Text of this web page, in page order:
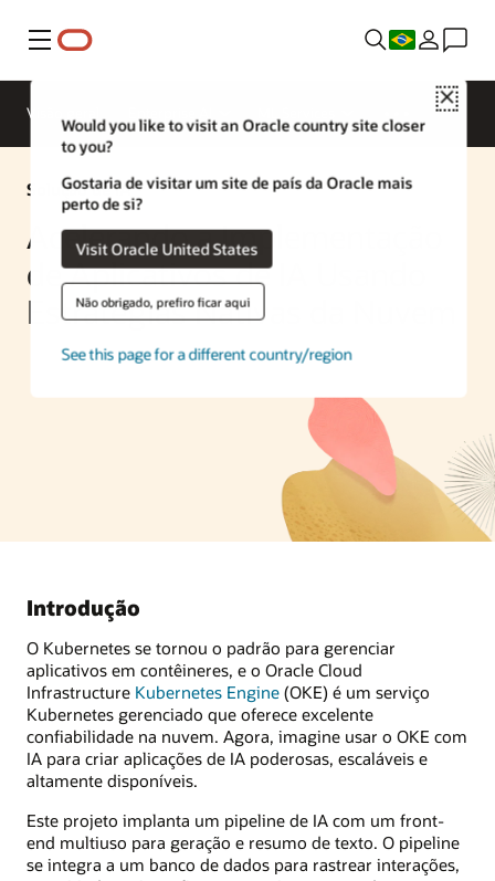
Menu
Close
Would you like to visit an Oracle country site closer
to you?
Gostaria de visitar um site de país da Oracle mais
perto de si?
Visit Oracle United States
Não obrigado, prefiro ficar aqui
See this page for a different country/region
Visão geral
Solução de IA
Acelerando a Implementação
de Aplicativos de IA Usando
Estratégias Nativas da Nuvem
Introdução
O Kubernetes se tornou o padrão para gerenciar
aplicativos em contêineres, e o Oracle Cloud
Infrastructure Kubernetes Engine (OKE) é um serviço
Kubernetes gerenciado que oferece excelente
confiabilidade na nuvem. Agora, imagine usar o OKE com
IA para criar aplicações de IA poderosas, escaláveis e
altamente disponíveis.
Este projeto implanta um pipeline de IA com um front-
end multiuso para geração e resumo de texto. O pipeline
se integra a um banco de dados para rastrear interações,